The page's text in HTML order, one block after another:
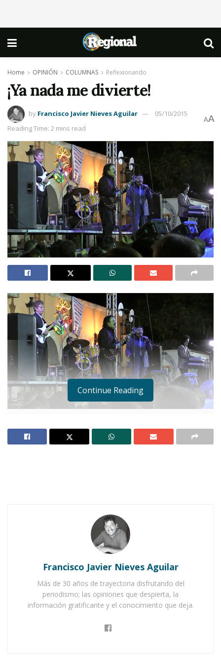
Home OPINIÓN COLUMNAS Reflexionando
¡Ya nada me divierte!
by Francisco Javier Nieves Aguilar
05/10/2015
Reading Time: 2 mins read
AA
Desde temprano iniciaron mis preocupaciones.
Después de haber presenciado la corrida de
toros corrí hacia mi casa para redactar la nota.
Las premuras del tiempo me produjeron estrés,
¿Para qué voy a negarlo?
Notas Relacionadas
Continue Reading
Francisco Javier Nieves Aguilar
Más de 30 años de trayectoria disfrutando del
periodismo; las opiniones que despierta, la
información gratificante y el conocimiento que deja.